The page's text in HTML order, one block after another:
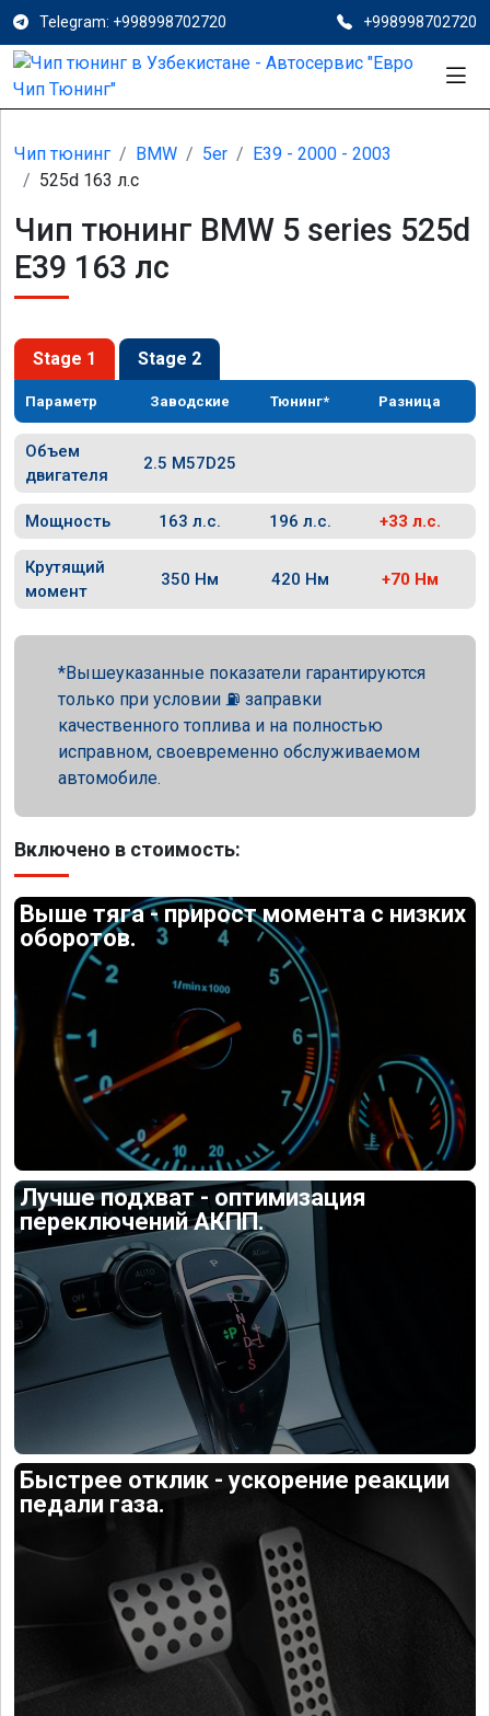
Telegram: +998998702720 +998998702720
Чип тюнинг BMW 5er
E39 - 2000 - 2003
525d 163 л.с
Чип тюнинг BMW 5 series 525d
E39 163 лс
Stage 1 Stage 2
Параметр Заводские Тюнинг* Разница
Объем
двигателя
2.5 M57D25
Мощность 163 л.с. 196 л.с. +33 л.с.
Крутящий
момент
350 Нм 420 Нм +70 Нм
Вышеуказанные показатели гарантируются
только при условии ⛽ заправки
качественного топлива и на полностью
исправном, своевременно обслуживаемом
автомобиле.
Включено в стоимость:
Выше тяга - прирост момента с низких
оборотов.
Лучше подхват - оптимизация
переключений АКПП.
Быстрее отклик - ускорение реакции
педали газа.